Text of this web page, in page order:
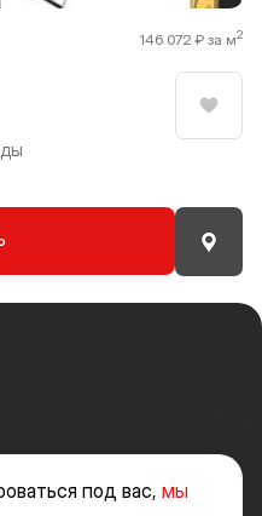
146 072 ₽ за м2
под вас, мы
товаров и услуг, не